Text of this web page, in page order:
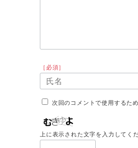
［必須］
次回のコメントで使用するた
上に表示された文字を入力してく